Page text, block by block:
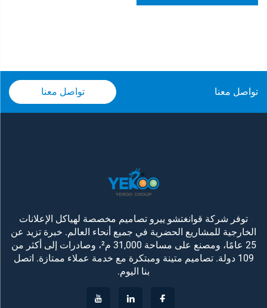
تواصل معنا تواصل معنا
توفر شركة قوانغتشو ييرو تصاميم مخصصة لهياكل الإعلانات
الخارجية للمشاريع الحضرية في جميع أنحاء العالم. خبرة تزيد عن
25 عامًا، ومصنع على مساحة 31,000 م²، وصادرات إلى أكثر من
109 دولة. تصاميم متينة ومبتكرة مع خدمة عملاء ممتازة. اتصل
بنا اليوم.